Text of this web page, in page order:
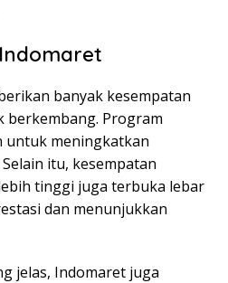
banyak kesempatan
berkembang. Program
untuk meningkatkan
itu, kesempatan
tinggi juga terbuka lebar
dan menunjukkan
jelas, Indomaret juga